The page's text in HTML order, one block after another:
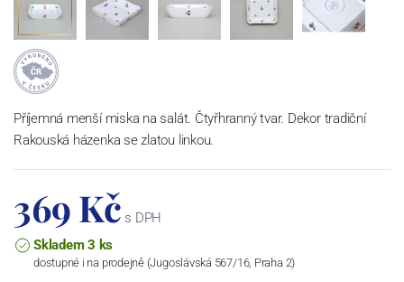
Příjemná menší miska na salát. Čtyřhranný tvar. Dekor tradiční
Rakouská házenka se zlatou linkou.
369 Kč s DPH
Skladem 3 ks
dostupné i na prodejně (Jugoslávská 567/16, Praha 2)